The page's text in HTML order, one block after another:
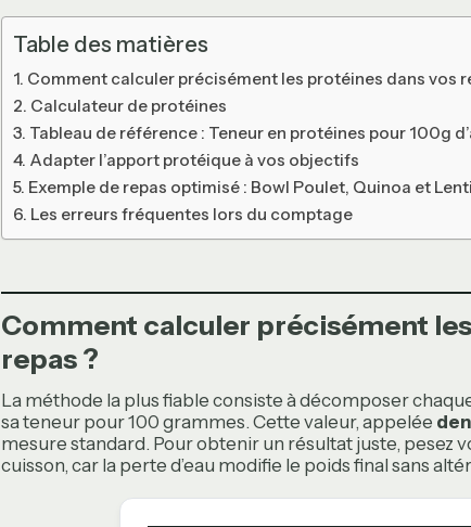
Table des matières
Comment calculer précisément les protéines dans vos
Calculateur de protéines
Tableau de référence : Teneur en protéines pour 100g
Adapter l’apport protéique à vos objectifs
Exemple de repas optimisé : Bowl Poulet, Quinoa et
Les erreurs fréquentes lors du comptage
Comment calculer précisément
repas ?
La méthode la plus fiable consiste à décomposer
sa teneur pour 100 grammes. Cette valeur, appelée
mesure standard. Pour obtenir un résultat juste, pesez
cuisson, car la perte d’eau modifie le poids final sans